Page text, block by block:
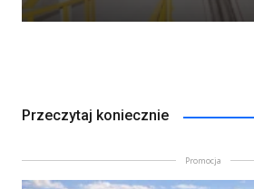
Przeczytaj koniecznie
Promocja